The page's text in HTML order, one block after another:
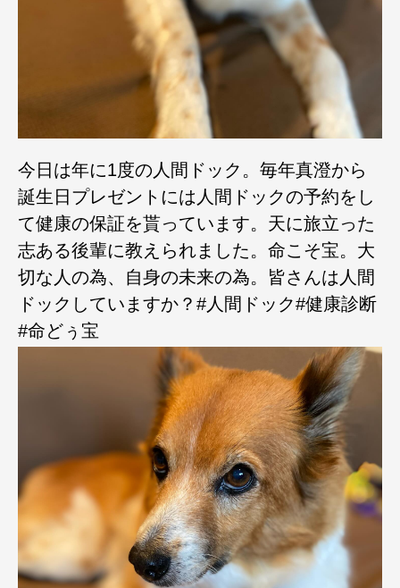
今日は年に1度の人間ドック。毎年真澄から
誕生日プレゼントには人間ドックの予約をし
て健康の保証を貰っています。天に旅立った
志ある後輩に教えられました。命こそ宝。大
切な人の為、自身の未来の為。皆さんは人間
ドックしていますか？#人間ドック#健康診断
#命どぅ宝